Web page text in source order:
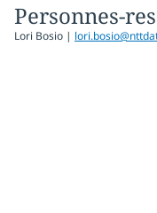
Personnes-
Lori Bosio |